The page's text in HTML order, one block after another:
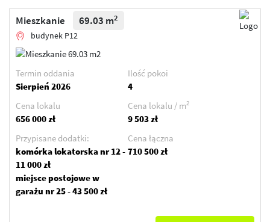
Mieszkanie 69.03 m2
budynek P12
Termin oddania
Sierpień 2026
Ilość pokoi
4
Cena lokalu
656 000 zł
Cena lokalu / m2
9 503 zł
Przypisane dodatki:
komórka lokatorska nr 12 -
11 000 zł
miejsce postojowe w
garażu nr 25 - 43 500 zł
Cena łączna
710 500 zł